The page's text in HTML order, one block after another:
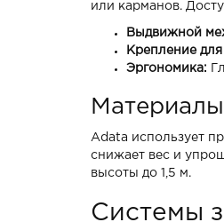
или карманов.
Выдвижной
Крепление
Эргономика:
Adata использует
снижает вес и
высоты до 1,5 м.
Системы